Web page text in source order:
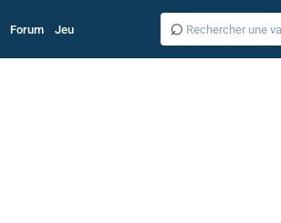
Forum Jeu ⌕